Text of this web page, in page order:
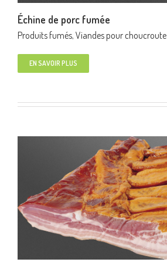
Échine de porc fumée
Produits fumés, Viandes pour choucroute
EN SAVOIR PLUS